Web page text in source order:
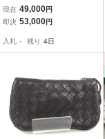
Bottega veneta マキシイ
ントレチャート カセット
ンズ レディース★
現在 49,000円
即決 53,000円
入札 - 残り 4日